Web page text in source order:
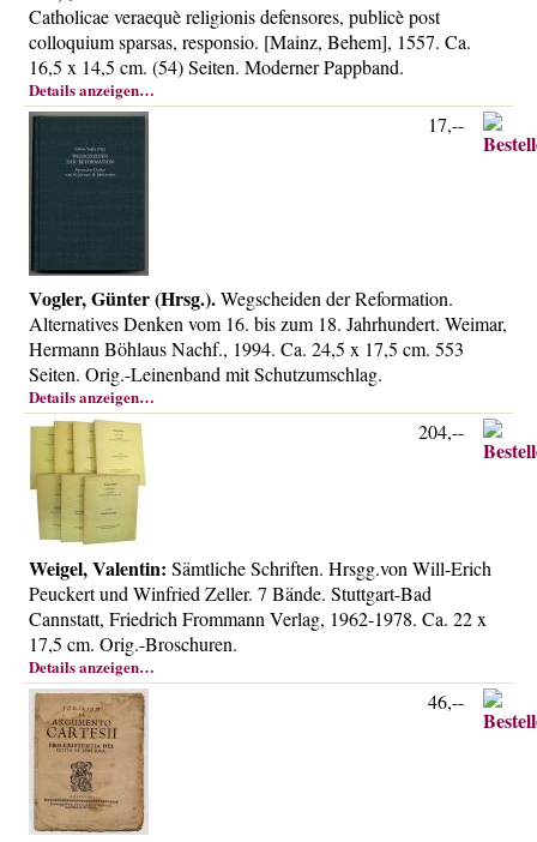
Catholicae veraequè religionis defensores, publicè post
colloquium sparsas, responsio. [Mainz, Behem], 1557. Ca.
16,5 x 14,5 cm. (54) Seiten. Moderner Pappband.
Details anzeigen…
Vogler, Günter (Hrsg.).Wegscheiden der Reformation.
Alternatives Denken vom 16. bis zum 18. Jahrhundert. Weimar,
Hermann Böhlaus Nachf., 1994. Ca. 24,5 x 17,5 cm. 553
Seiten. Orig.-Leinenband mit Schutzumschlag.
Details anzeigen…
17,--
Weigel, Valentin: Sämtliche Schriften. Hrsgg.von Will-Erich
Peuckert und Winfried Zeller. 7 Bände. Stuttgart-Bad
Cannstatt, Friedrich Frommann Verlag, 1962-1978. Ca. 22 x
17,5 cm. Orig.-Broschuren.
Details anzeigen…
204,--
46,--